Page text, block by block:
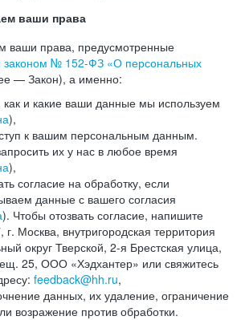
ваши права
ваши права, предусмотренные
№ 152-ФЗ «О персональных
— Закон), а именно:
как и какие ваши данные мы используем
),
к вашим персональным данным.
их у нас в любое время
),
согласие на обработку, если
данные с вашего согласия
). Чтобы отозвать согласие, напишите
Москва, внутригородская территория
округ Тверской, 2-я Брестская улица,
25, ООО «Хэдхантер» или свяжитесь
feedback@hh.ru,
данных, их удаление, ограничение
возражение против обработки.